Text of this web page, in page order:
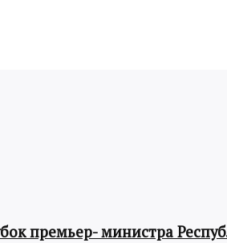
премьер- министра